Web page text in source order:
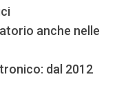
anche nelle
dal 2012